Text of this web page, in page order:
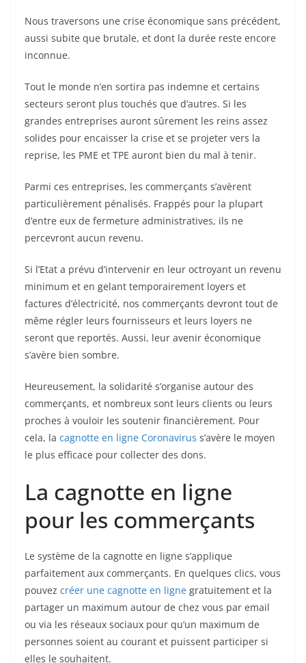
Nous traversons une crise économique sans précédent,
aussi subite que brutale, et dont la durée reste encore
inconnue.
Tout le monde n’en sortira pas indemne et certains
secteurs seront plus touchés que d’autres. Si les
grandes entreprises auront sûrement les reins assez
solides pour encaisser la crise et se projeter vers la
reprise, les PME et TPE auront bien du mal à tenir.
Parmi ces entreprises, les commerçants s’avèrent
particulièrement pénalisés. Frappés pour la plupart
d’entre eux de fermeture administratives, ils ne
percevront aucun revenu.
Si l’Etat a prévu d’intervenir en leur octroyant un revenu
minimum et en gelant temporairement loyers et
factures d’électricité, nos commerçants devront tout de
même régler leurs fournisseurs et leurs loyers ne
seront que reportés. Aussi, leur avenir économique
s’avère bien sombre.
Heureusement, la solidarité s’organise autour des
commerçants, et nombreux sont leurs clients ou leurs
proches à vouloir les soutenir financièrement. Pour
cela, la cagnotte en ligne Coronavirus s’avère le moyen
le plus efficace pour collecter des dons.
La cagnotte en ligne
pour les commerçants
Le système de la cagnotte en ligne s’applique
parfaitement aux commerçants. En quelques clics, vous
pouvez créer une cagnotte en ligne gratuitement et la
partager un maximum autour de chez vous par email
ou via les réseaux sociaux pour qu’un maximum de
personnes soient au courant et puissent participer si
elles le souhaitent.